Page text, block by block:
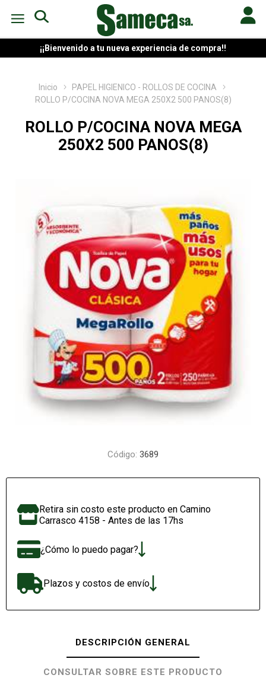
¡¡Bienvenido a tu nueva experiencia de compra!!
Inicio
PAPEL HIGIENICO - ROLLOS DE COCINA
ROLLO P/COCINA NOVA MEGA 250X2 500 PANOS(8)
ROLLO P/COCINA NOVA MEGA
250X2 500 PANOS(8)
Código: 3689
Retira sin costo este producto en Camino
Carrasco 4158 - Antes de las 17hs
¿Cómo lo puedo pagar?
Plazos y costos de envío
DESCRIPCIÓN GENERAL
CONSULTAR SOBRE ESTE PRODUCTO